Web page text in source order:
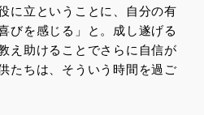
に立ということに、自分の有
びを感じる」と。成し遂げる
え助けることでさらに自信が
たちは、そういう時間を過ご